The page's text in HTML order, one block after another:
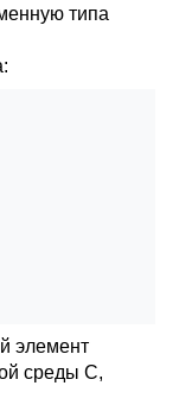
типа
элемент
среды С,